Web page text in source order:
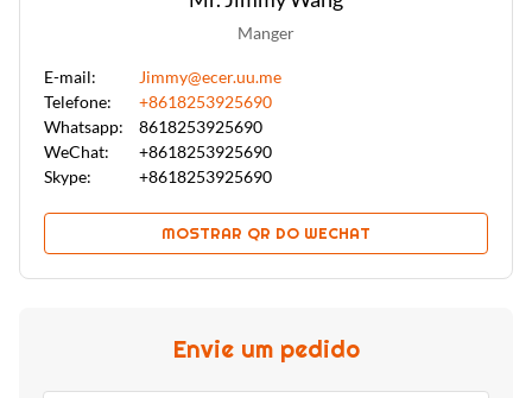
Manger
E-mail:
Jimmy@ecer.uu.me
Telefone:
+8618253925690
Whatsapp:
8618253925690
WeChat:
+8618253925690
Skype:
+8618253925690
MOSTRAR QR DO WECHAT
Envie um pedido